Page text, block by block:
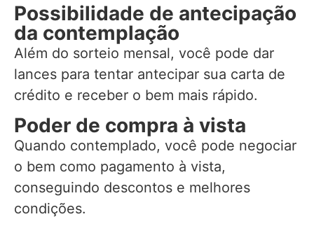
Possibilidade de antecipação
da contemplação
Além do sorteio mensal, você pode dar
lances para tentar antecipar sua carta de
crédito e receber o bem mais rápido.
Poder de compra à vista
Quando contemplado, você pode negociar
o bem como pagamento à vista,
conseguindo descontos e melhores
condições.